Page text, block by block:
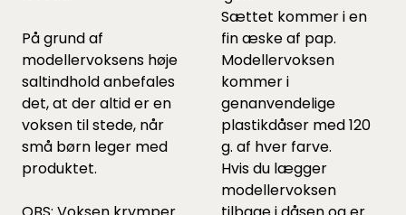
På grund af
modellervoksens høje
saltindhold anbefales
det, at der altid er en
voksen til stede, når
små børn leger med
produktet.
Sættet kommer i en
fin æske af pap.
Modellervoksen
kommer i
genanvendelige
plastikdåser med 120
g. af hver farve.
Hvis du lægger
modellervoksen